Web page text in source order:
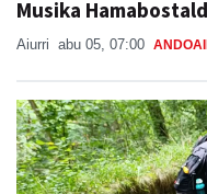
Junkal Guerrero
Musika